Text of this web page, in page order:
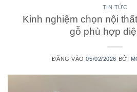
TIN TỨC
Kinh nghiệm chọn nội
gỗ phù hợp
ĐĂNG VÀO05/02/2026 BỞI